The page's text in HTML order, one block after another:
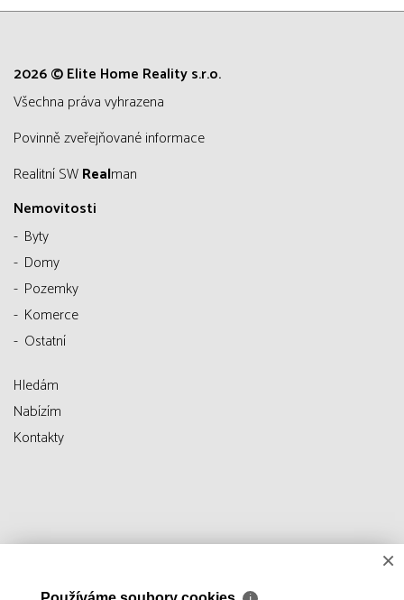
2026 © Elite Home Reality s.r.o.
všechna práva vyhrazena
Povinně zveřejňované informace
Realitní SWRealman
Nemovitosti
Byty
Domy
Pozemky
Komerce
Ostatní
Hledám
Nabízím
Kontakty
×